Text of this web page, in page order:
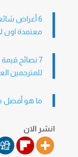
6 أغراض
معتمدة اون
7 نصائح
للمترجمين
D
P
o
ما هو أفضل
انشر الان